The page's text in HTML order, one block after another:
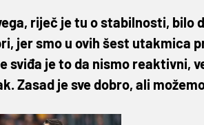
riječ je tu o stabilnosti, bilo
jer smo u ovih šest utakmica
sviđa je to da nismo reaktivni,
Zasad je sve dobro, ali